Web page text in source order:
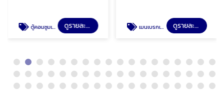
ตู้คอนซูมเมอร์ ตู้ไฟ ตู้โหลดเซ็นเตอร์ พัทยา ชลบุรี ดูรายละเอียด เมนเบรกเกอร์ เมนกันดูด พัทยา ชลบุรี ดูรายละเอียด